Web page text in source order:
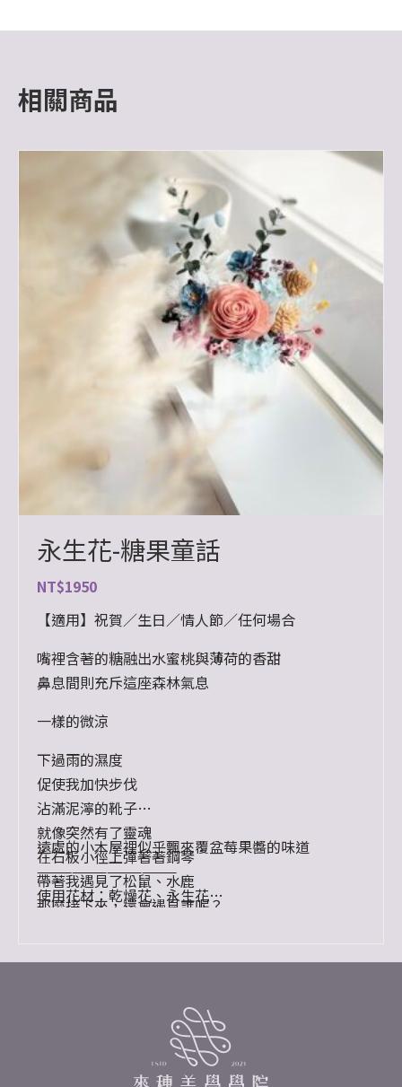
相關商品
永生花-糖果童話
NT$1950
【適用】祝賀／生日／情人節／任何場合
嘴裡含著的糖融出水蜜桃與薄荷的香甜
鼻息間則充斥這座森林氣息
一樣的微涼
下過雨的濕度
促使我加快步伐
沾滿泥濘的靴子
就像突然有了靈魂
在石板小徑上彈著著鋼琴
帶著我遇見了松鼠、水鹿
那麼接下來，還會遇見誰呢？
遠處的小木屋裡似乎飄來覆盆莓果醬的味道
————————————
使用花材：乾燥花、永生花